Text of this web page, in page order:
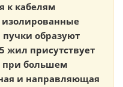
к кабелям
изолированные
образуют
жил присутствует
при большем
и направляющая